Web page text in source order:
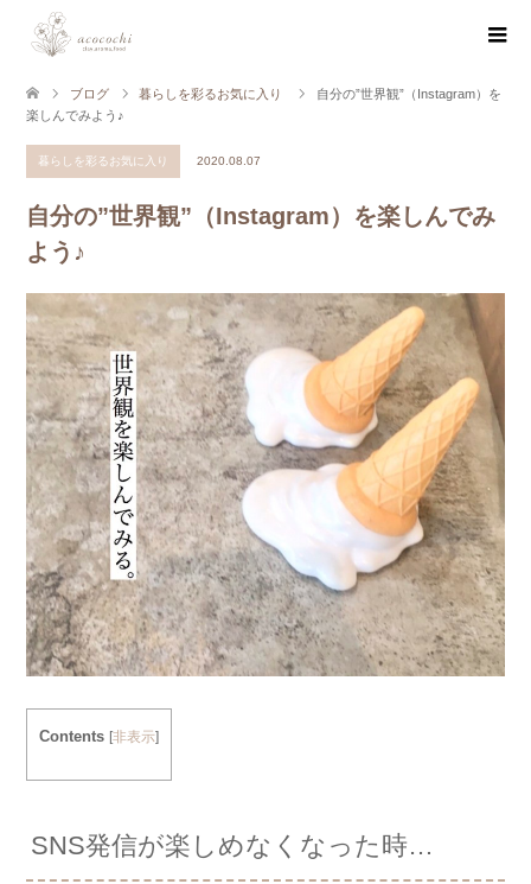
ブログ 暮らしを彩るお気に入り
自分の”世界観”（Instagram）を
楽しんでみよう♪
暮らしを彩るお気に入り 2020.08.07
自分の”世界観”（Instagram）を楽しんでみ
よう♪
Contents [非表示]
SNS発信が楽しめなくなった時…